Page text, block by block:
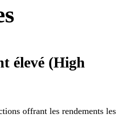
élevé (High
offrant les rendements les